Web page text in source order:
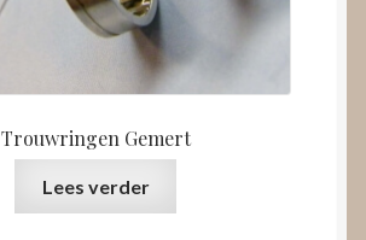
Trouwringen Gemert
Lees verder